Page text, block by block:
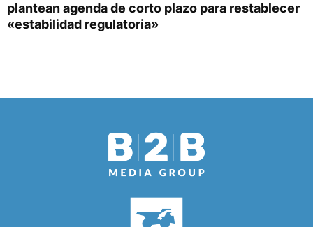
plantean agenda de corto plazo para restablecer
«estabilidad regulatoria»